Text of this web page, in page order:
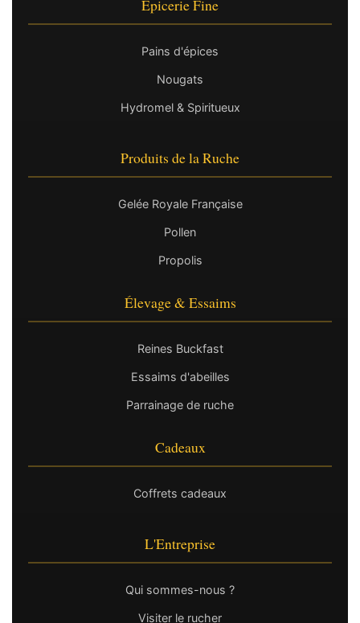
Épicerie Fine
Pains d'épices
Nougats
Hydromel & Spiritueux
Produits de la Ruche
Gelée Royale Française
Pollen
Propolis
Élevage & Essaims
Reines Buckfast
Essaims d'abeilles
Parrainage de ruche
Cadeaux
Coffrets cadeaux
L'Entreprise
Qui sommes-nous ?
Visiter le rucher